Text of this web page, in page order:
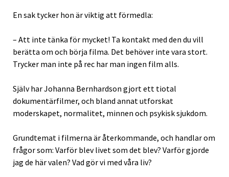
En sak tycker hon är viktig att förmedla:
– Att inte tänka för mycket! Ta kontakt med den du vill
berätta om och börja filma. Det behöver inte vara stort.
Trycker man inte på rec har man ingen film alls.
Själv har Johanna Bernhardson gjort ett tiotal
dokumentärfilmer, och bland annat utforskat
moderskapet, normalitet, minnen och psykisk sjukdom.
Grundtemat i filmerna är återkommande, och handlar om
frågor som: Varför blev livet som det blev? Varför gjorde
jag de här valen? Vad gör vi med våra liv?